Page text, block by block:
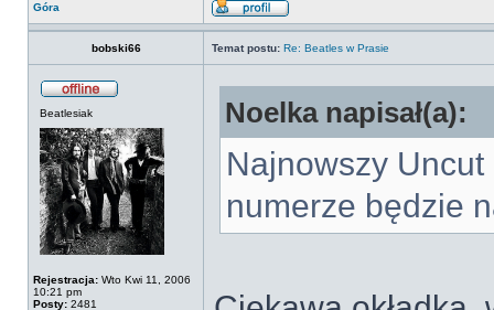
Góra
bobski66 Temat postu: Re: Beatles w Prasie
Beatlesiak
Rejestracja: Wto Kwi 11, 2006
10:21 pm
Posty: 2481
Noelka napisał(a):
Najnowszy Uncut
numerze będzie